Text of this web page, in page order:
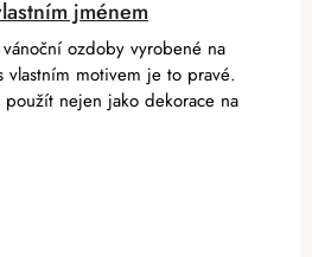
jménem
ozdoby vyrobené na
vlastním motivem je to pravé.
nejen jako dekorace na